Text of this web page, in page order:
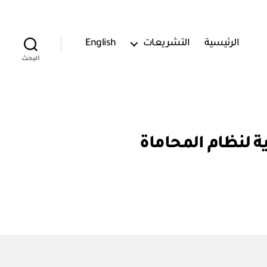
الرئيسية التشريعات English
البحث